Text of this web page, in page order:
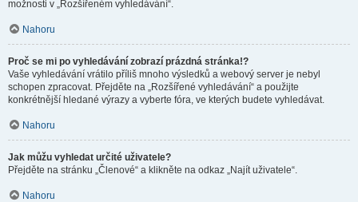
možnosti v „Rozšířeném vyhledávání“.
Nahoru
Proč se mi po vyhledávání zobrazí prázdná stránka!?
Vaše vyhledávání vrátilo příliš mnoho výsledků a webový server je nebyl
schopen zpracovat. Přejděte na „Rozšířené vyhledávání“ a použijte
konkrétnější hledané výrazy a vyberte fóra, ve kterých budete vyhledávat.
Nahoru
Jak můžu vyhledat určité uživatele?
Přejděte na stránku „Členové“ a klikněte na odkaz „Najít uživatele“.
Nahoru